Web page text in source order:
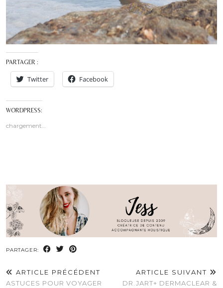
PARTAGER :
Twitter Facebook
WORDPRESS:
chargement…
PARTAGER:
ARTICLE PRÉCÉDENT
ASTUCES POUR VOYAGER
ARTICLE SUIVANT
DR.JART+ DERMACLEAR &